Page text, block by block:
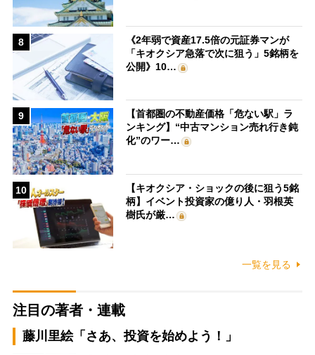
8
《2年弱で資産17.5倍の元証券マンが
「キオクシア急落で次に狙う」5銘柄を
公開》10…
9
【首都圏の不動産価格「危ない駅」ラ
ンキング】“中古マンション売れ行き鈍
化”のワー…
10
【キオクシア・ショックの後に狙う5銘
柄】イベント投資家の億り人・羽根英
樹氏が厳…
一覧を見る
注目の著者・連載
藤川里絵「さあ、投資を始めよう！」